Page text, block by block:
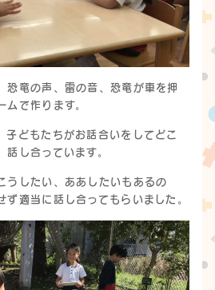
恐竜の声、雷の音、恐竜が車を押
ムで作ります。
子どもたちがお話合いをしてどこ
話し合っています。
うしたい、ああしたいもあるの
ず適当に話し合ってもらいました。